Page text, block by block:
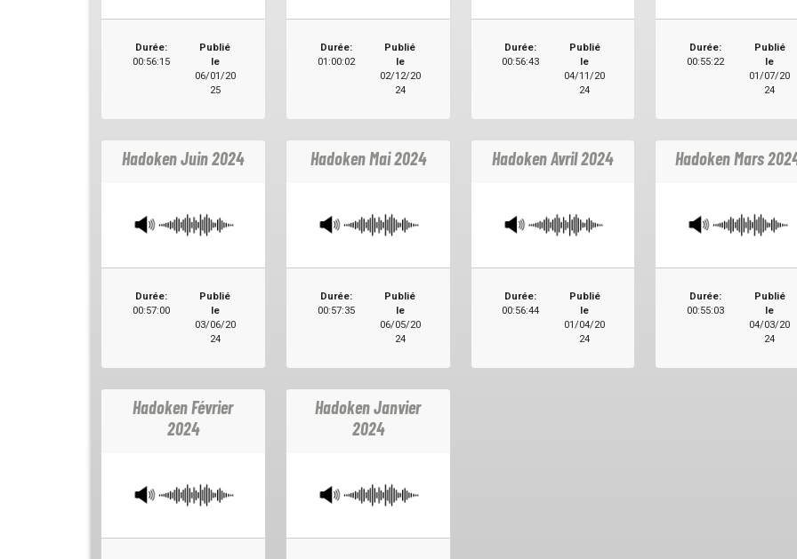
Durée:
00:56:15
Publié
le
06/01/20
25
Durée:
01:00:02
Publié
le
02/12/20
24
Durée:
00:56:43
Publié
le
04/11/20
24
Durée:
00:55:22
Publié
le
01/07/20
24
Hadoken Juin 2024
Durée:
00:57:00
Publié
le
03/06/20
24
Hadoken Mai 2024
Durée:
00:57:35
Publié
le
06/05/20
24
Hadoken Avril 2024
Durée:
00:56:44
Publié
le
01/04/20
24
Hadoken Mars
Durée:
00:55:03
Publié
le
04/03/20
24
Hadoken Février
2024
Hadoken Janvier
2024